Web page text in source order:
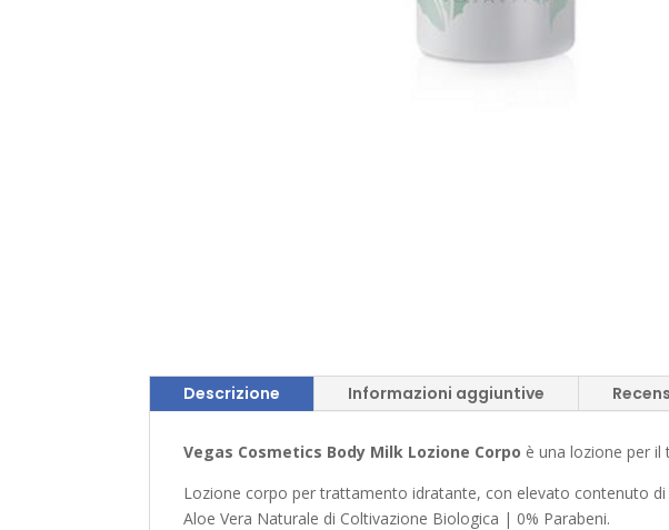
Descrizione Informazioni aggiuntive
Vegas Cosmetics Body Milk Lozione Corpo è una lozione per
Lozione corpo per trattamento idratante, con elevato contenuto
Aloe Vera Naturale di Coltivazione Biologica | 0% Parabeni.